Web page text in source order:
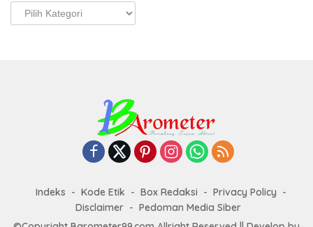
Kategori
Indeks Kode Etik Box Redaksi
Privacy Policy
Disclaimer
Pedoman Media Siber